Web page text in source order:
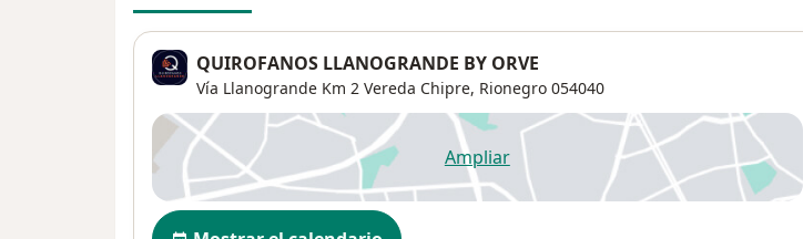
QUIROFANOS LLANOGRANDE BY ORVE
Vía Llanogrande Km 2 Vereda Chipre, Rionegro 054040
Ampliarse abre en una nueva pestaña
Disponibilidad